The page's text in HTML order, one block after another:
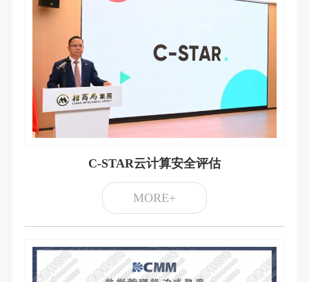
C-STAR云计算安全评估
MORE+